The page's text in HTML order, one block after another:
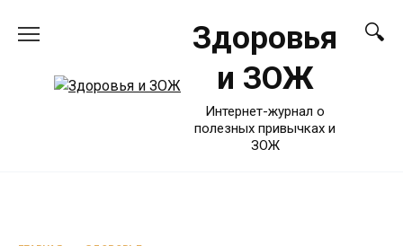
Здоровья
и ЗОЖ
Интернет-журнал о
полезных привычках и
ЗОЖ